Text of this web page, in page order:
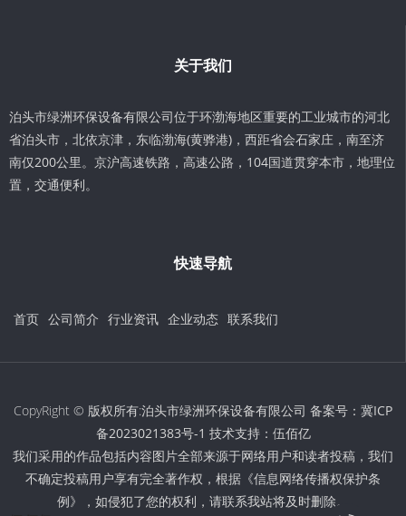
关于我们
泊头市绿洲环保设备有限公司位于环渤海地区重要的工业城市的河北
省泊头市，北依京津，东临渤海(黄骅港)，西距省会石家庄，南至济
南仅200公里。京沪高速铁路，高速公路，104国道贯穿本市，地理位
置，交通便利。
快速导航
首页 公司简介 行业资讯 企业动态 联系我们
CopyRight © 版权所有:泊头市绿洲环保设备有限公司 备案号： 冀ICP
备2023021383号-1 技术支持： 伍佰亿
我们采用的作品包括内容图片全部来源于网络用户和读者投稿，我们
不确定投稿用户享有完全著作权，根据《信息网络传播权保护条
例》，如侵犯了您的权利，请联系我站将及时删除。